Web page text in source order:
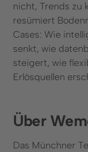
nicht, Trends zu
resümiert
Cases: Wie
senkt, wie
steigert, wie
Erlösquellen
Über
Das Münchner